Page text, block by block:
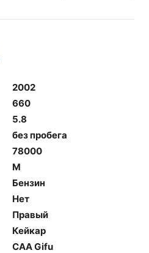
2002
660
5.8
без пробега
78000
M
Бензин
Нет
Правый
Кейкар
CAA Gifu